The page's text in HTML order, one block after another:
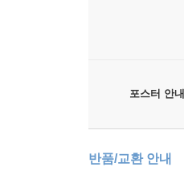
포스터 안내
반품/교환 안내